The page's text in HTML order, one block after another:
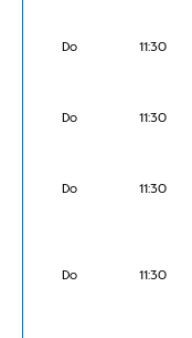
Do 11:30
Do 11:30
Do 11:30
Do 11:30